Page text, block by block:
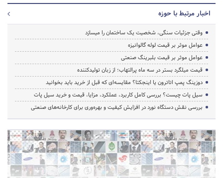
اخبار مرتبط با حوزه
وقتی جزئیات سنگی، شخصیت یک ساختمان را میسازد
عوامل موثر بر قیمت لوله گالوانیزه
عوامل موثر بر قیمت بلبرینگ صنعتی
قیمت میلگرد بستر در سه ماه پرالتهاب؛ از زبان تولیدکننده
دوزینگ پمپ اتاترون یا اینجکتا؟ مقایسه‌ای که قبل از خرید باید بخوانید
سیل پات چیست؟ بررسی کامل کاربرد، عملکرد، مزایا، قیمت و خرید سیل پات
بررسی نقش دستگاه نورد در افزایش کیفیت و بهره‌وری برای کارخانه‌های صنعتی